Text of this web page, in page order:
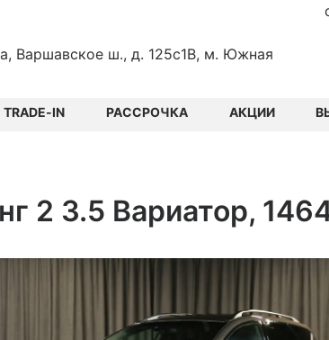
Варшавское ш., д. 125с1В, м. Южная
TRADE-IN РАССРОЧКА АКЦИИ
2 3.5 Вариатор,